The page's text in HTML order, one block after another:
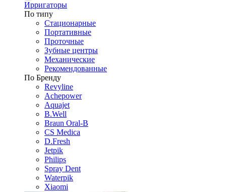
Ирригаторы
По типу
Стационарные
Портативные
Проточные
Зубные центры
Механические
Рекомендованные
По Бренду
Revyline
Achepower
Aquajet
B.Well
Braun Oral-B
CS Medica
D.Fresh
Jetpik
Philips
Spray Dent
Waterpik
Xiaomi